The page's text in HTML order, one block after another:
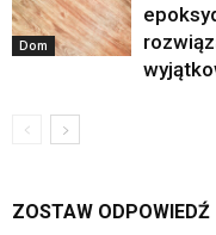
Dom
ZOSTAW ODPOWIEDŹ